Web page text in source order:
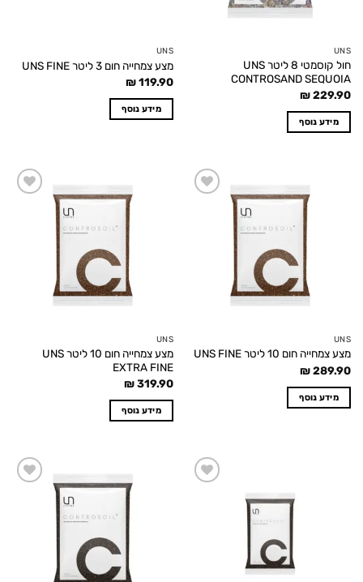
UNS
חול קוסמטי 8 ליטר UNS
CONTROSAND SEQUOIA
₪229.90
מידע נוסף
UNS
מצע צמחייה חום 3 ליטר UNS FINE
₪119.90
מידע נוסף
UNS
מצע צמחייה חום 10 ליטר UNS FINE
₪289.90
מידע נוסף
UNS
מצע צמחייה חום 10 ליטר UNS
EXTRA FINE
₪319.90
מידע נוסף